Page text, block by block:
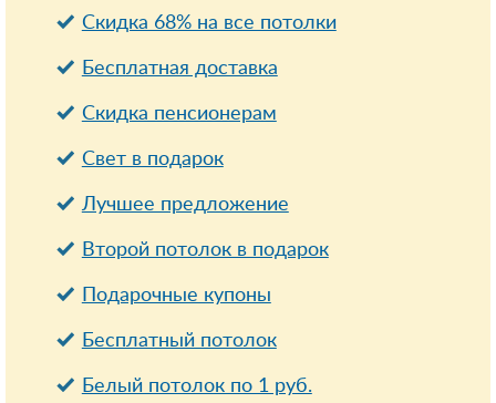
Скидка 68% на все потолки
Бесплатная доставка
Cкидка пенсионерам
Свет в подарок
Лучшее предложение
Второй потолок в подарок
Подарочные купоны
Бесплатный потолок
Белый потолок по 1 руб.